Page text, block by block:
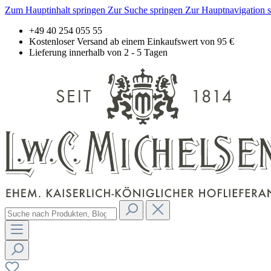
Zum Hauptinhalt springen Zur Suche springen Zur Hauptnavigation
+49 40 254 055 55
Kostenloser Versand ab einem Einkaufswert von 95 €
Lieferung innerhalb von 2 - 5 Tagen